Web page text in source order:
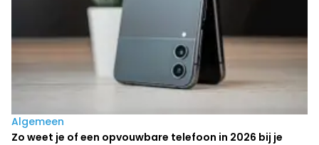
Algemeen
Zo weet je of een opvouwbare telefoon in 2026 bij je